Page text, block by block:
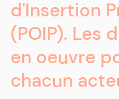
d'Insertion
(POIP). Les
en oeuvre
chacun